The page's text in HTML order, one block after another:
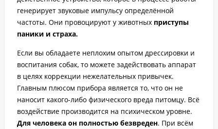
генерирует звуковые импульсу определённой
частоты. Они провоцируют у животных приступы
паники и страха.
Если вы обладаете неплохим опытом дрессировки и
воспитания собак, то можете задействовать аппарат
в целях коррекции нежелательных привычек.
Главным плюсом прибора является то, что он не
наносит какого-либо физического вреда питомцу. Всё
воздействие производится на психическом уровне.
Для человека он полностью безвреден. При всём